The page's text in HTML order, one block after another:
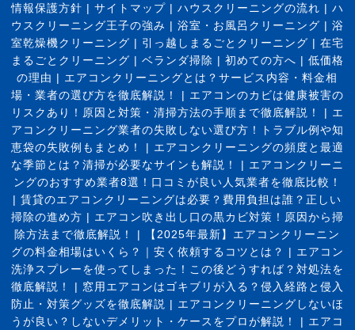
情報保護方針 | サイトマップ| ハウスクリーニングの流れ | ハ
ウスクリーニング王子の強み | 浴室・お風呂クリーニング | 浴
室乾燥機クリーニング | 引っ越しまるごとクリーニング | 在宅
まるごとクリーニング | ベランダ掃除 | 初めての方へ | 低価格
の理由 | エアコンクリーニングとは？サービス内容・料金相
場・業者の選び方を徹底解説！
| エアコンのカビは健康被害の
リスクあり！原因と対策・清掃方法の手順まで徹底解説！
| エ
アコンクリーニング業者の失敗しない選び方！トラブル例や知
恵袋の失敗例もまとめ！
| エアコンクリーニングの頻度と最適
な季節とは？清掃が必要なサインも解説！
| エアコンクリーニ
ングのおすすめ業者8選！口コミが良い人気業者を徹底比較！
| 賃貸のエアコンクリーニングは必要？費用負担は誰？正しい
掃除の進め方 | エアコン吹き出し口の黒カビ対策！原因から掃
除方法まで徹底解説！
|
【2025年最新】エアコンクリーニン
グの料金相場はいくら？｜安く依頼するコツとは？
| エアコン
洗浄スプレーを使ってしまった！この後どうすれば？対処法を
徹底解説！
| 窓用エアコンはゴキブリが入る？侵入経路と侵入
防止・対策グッズを徹底解説 | エアコンクリーニングしないほ
うが良い？しないデメリット・ケースをプロが解説！
| エアコ